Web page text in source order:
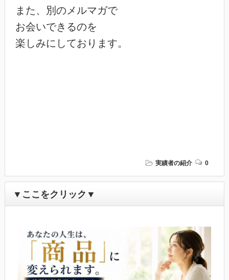
また、別のメルマガで
お会いできるのを
楽しみにしております。
実績者の紹介 0
▼ここをクリック▼